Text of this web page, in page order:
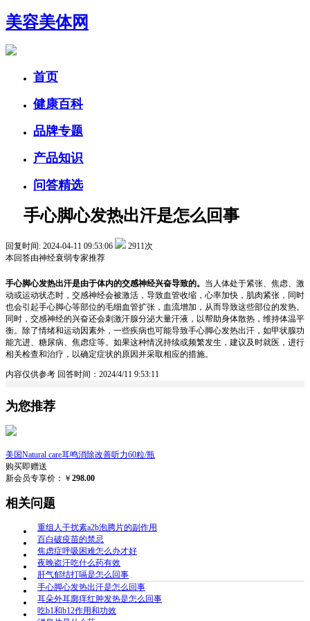
美容美体网
首页
健康百科
品牌专题
产品知识
问答精选
手心脚心发热出汗是怎么回事
回复时间: 2024-04-11 09:53:06
2911次
本回答由神经衰弱专家推荐
手心脚心发热出汗是由于体内的交感神经兴奋导致的。 当人体处于紧张、焦虑、激
动或运动状态时，交感神经会被激活，导致血管收缩，心率加快，肌肉紧张，同时
也会引起手心脚心等部位的毛细血管扩张，血流增加，从而导致这些部位的发热。
同时，交感神经的兴奋还会刺激汗腺分泌大量汗液，以帮助身体散热，维持体温平
衡。除了情绪和运动因素外，一些疾病也可能导致手心脚心发热出汗，如甲状腺功
能亢进、糖尿病、焦虑症等。如果这种情况持续或频繁发生，建议及时就医，进行
相关检查和治疗，以确定症状的原因并采取相应的措施。
内容仅供参考 回答时间：2024/4/11 9:53:11
为您推荐
美国Natural care耳鸣消除改善听力60粒/瓶
购买即赠送
新会员专享价：￥ 298.00
相关问题
重组人干扰素a2b泡腾片的副作用
百白破疫苗的禁忌
焦虑症呼吸困难怎么办才好
夜晚盗汗吃什么药有效
肝气郁结打嗝是怎么回事
手心脚心发热出汗是怎么回事
耳朵外耳廓痒红肿发热是怎么回事
吃b1和b12作用和功效